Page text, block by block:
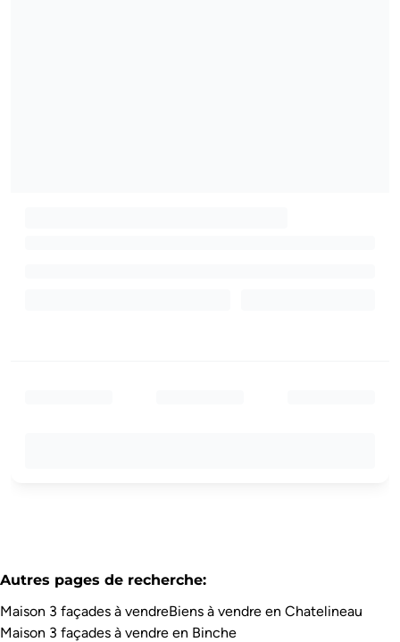
Autres pages de recherche:
Maison 3 façades à vendreBiens à vendre en Chatelineau
Maison 3 façades à vendre en Binche